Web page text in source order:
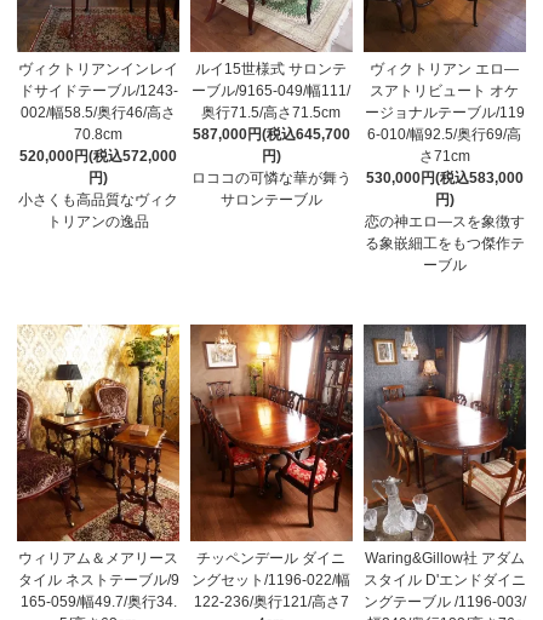
ヴィクトリアンインレイ
ドサイドテーブル/1243-
002/幅58.5/奥行46/高さ
70.8cm
520,000円(税込572,000
円)
小さくも高品質なヴィク
トリアンの逸品
ルイ15世様式 サロンテ
ーブル/9165-049/幅111/
奥行71.5/高さ71.5cm
587,000円(税込645,700
円)
ロココの可憐な華が舞う
サロンテーブル
ヴィクトリアン エロ―
スアトリビュート オケ
ージョナルテーブル/119
6-010/幅92.5/奥行69/高
さ71cm
530,000円(税込583,000
円)
恋の神エロ―スを象徴す
る象嵌細工をもつ傑作テ
ーブル
ウィリアム＆メアリース
タイル ネストテーブル/9
165-059/幅49.7/奥行34.
チッペンデール ダイニ
ングセット/1196-022/幅
122-236/奥行121/高さ7
Waring&Gillow社 アダム
スタイル D'エンドダイニ
ングテーブル /1196-003/